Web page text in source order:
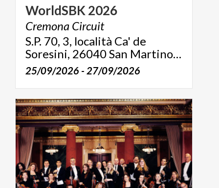
WorldSBK 2026
Cremona Circuit
S.P. 70, 3, località Ca' de
Soresini, 26040 San Martino del Lago (CR)
25/09/2026 - 27/09/2026